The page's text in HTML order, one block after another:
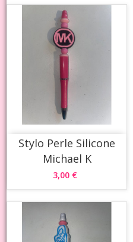
Stylo Perle Silicone
Michael K
3,00 €